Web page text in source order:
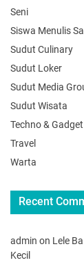
Seni
Siswa Menulis
Sudut Culinary
Sudut Loker
Sudut Media
Sudut Wisata
Techno & Gadget
Travel
Warta
Recent
admin on Lele
Kecil